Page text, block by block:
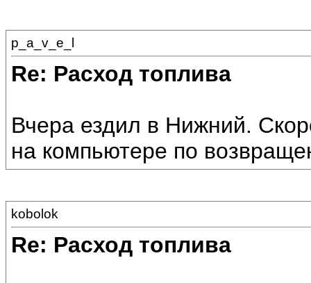
p_a_v_e_l
Re: Расход топлива
Вчера ездил в Нижний.
на компьютере по
kobolok
Re: Расход топлива